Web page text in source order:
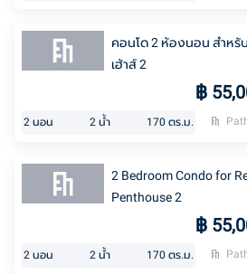
คอนโด 2 ห้องนอน สำหรั
เฮ้าส์ 2
฿
2 นอน 2 น้ำ 170 ตร.ม.
2 Bedroom Condo for
Penthouse 2
฿
2 นอน 2 น้ำ 170 ตร.ม.